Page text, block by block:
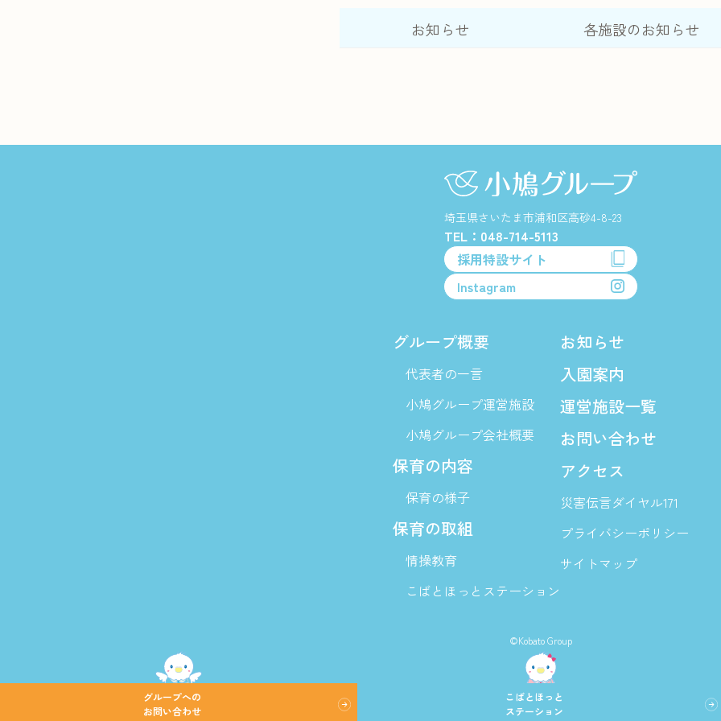
グループへの
お問い合わせ
こばとほっと
ステーション
お知らせ 各施設のお知らせ
埼玉県さいたま市浦和区高砂4-8-23
TEL：048-714-5113
採用特設サイト
Instagram
グループ概要
代表者の一言
小鳩グループ運営施設
小鳩グループ会社概要
保育の内容
保育の様子
保育の取組
情操教育
こばとほっとステーション
お知らせ
入園案内
運営施設一覧
お問い合わせ
アクセス
災害伝言ダイヤル171
プライバシーポリシー
サイトマップ
©Kobato Group